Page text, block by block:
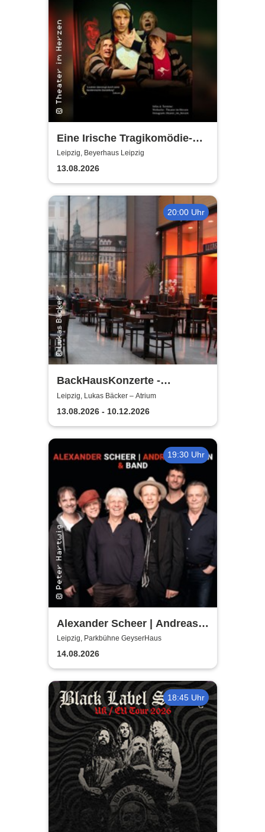
Eine Irische Tragikomödie-
Das Kleingeld | Getreu dem
Motto: Wir lachen, weil wir
weinen
Leipzig, Beyerhaus Leipzig
13.08.2026
20:00 Uhr
BackHausKonzerte -
Kammermusik mit der
Sinfonia Leipzig
Leipzig, Lukas Bäcker – Atrium
13.08.2026 - 10.12.2026
19:30 Uhr
Alexander Scheer | Andreas
Dresen & Band spielen (nicht
nur) Gundermann
Leipzig, Parkbühne GeyserHaus
14.08.2026
18:45 Uhr